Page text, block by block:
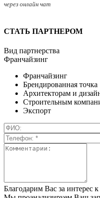
через онлайн чат
СТАТЬ ПАРТНЕРОМ
Вид партнерства
Франчайзинг
Франчайзинг
Брендированная точка
Архитекторам и
Строительным
Экспорт
Благодарим Вас за интерес